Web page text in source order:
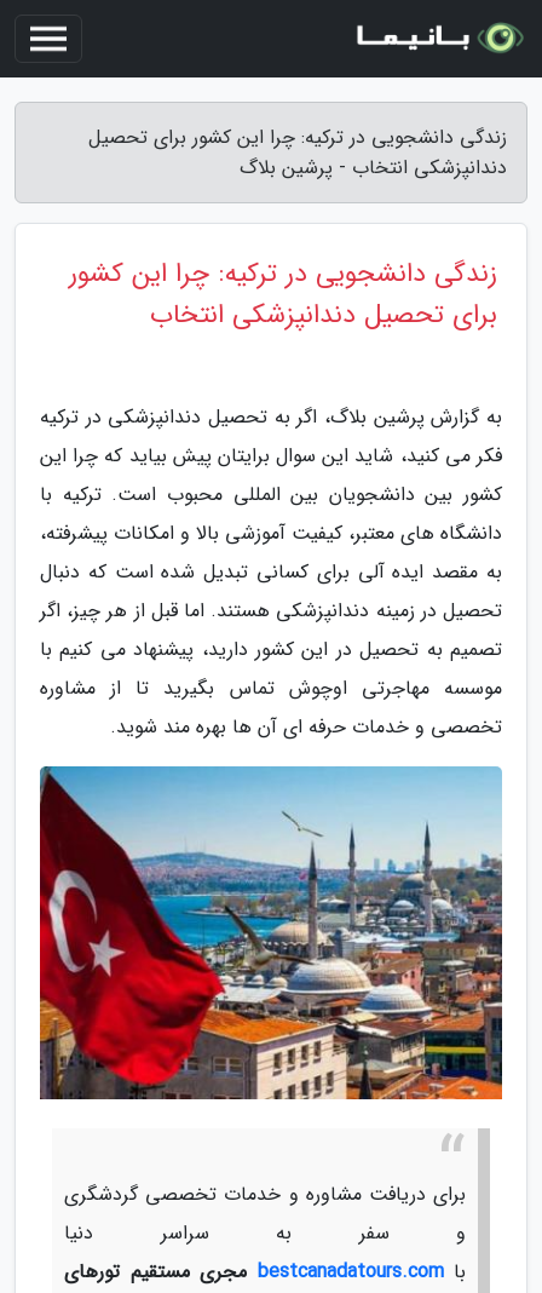
زندگی دانشجویی در ترکیه: چرا این کشور برای تحصیل
دندانپزشکی انتخاب - پرشین بلاگ
زندگی دانشجویی در ترکیه: چرا این کشور
برای تحصیل دندانپزشکی انتخاب
به گزارش پرشین بلاگ، اگر به تحصیل دندانپزشکی در ترکیه
فکر می کنید، شاید این سوال برایتان پیش بیاید که چرا این
کشور بین دانشجویان بین المللی محبوب است. ترکیه با
دانشگاه های معتبر، کیفیت آموزشی بالا و امکانات پیشرفته،
به مقصد ایده آلی برای کسانی تبدیل شده است که دنبال
تحصیل در زمینه دندانپزشکی هستند. اما قبل از هر چیز، اگر
تصمیم به تحصیل در این کشور دارید، پیشنهاد می کنیم با
موسسه مهاجرتی اوچوش تماس بگیرید تا از مشاوره
تخصصی و خدمات حرفه ای آن ها بهره مند شوید.
برای دریافت مشاوره و خدمات تخصصی گردشگری
و سفر به سراسر دنیا
باbestcanadatours.com مجری مستقیم تورهای